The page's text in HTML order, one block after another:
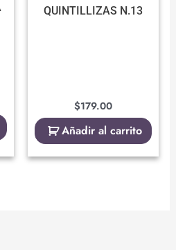
QUINTILLIZAS N.13
$179.00
Añadir al carrito